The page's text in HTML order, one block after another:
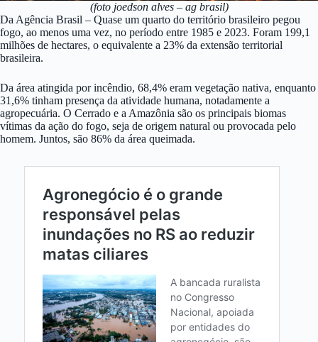
(foto joedson alves – ag brasil)
Da Agência Brasil – Quase um quarto do território brasileiro pegou
fogo, ao menos uma vez, no período entre 1985 e 2023. Foram 199,1
milhões de hectares, o equivalente a 23% da extensão territorial
brasileira.
Da área atingida por incêndio, 68,4% eram vegetação nativa, enquanto
31,6% tinham presença da atividade humana, notadamente a
agropecuária. O Cerrado e a Amazônia são os principais biomas
vítimas da ação do fogo, seja de origem natural ou provocada pelo
homem. Juntos, são 86% da área queimada.